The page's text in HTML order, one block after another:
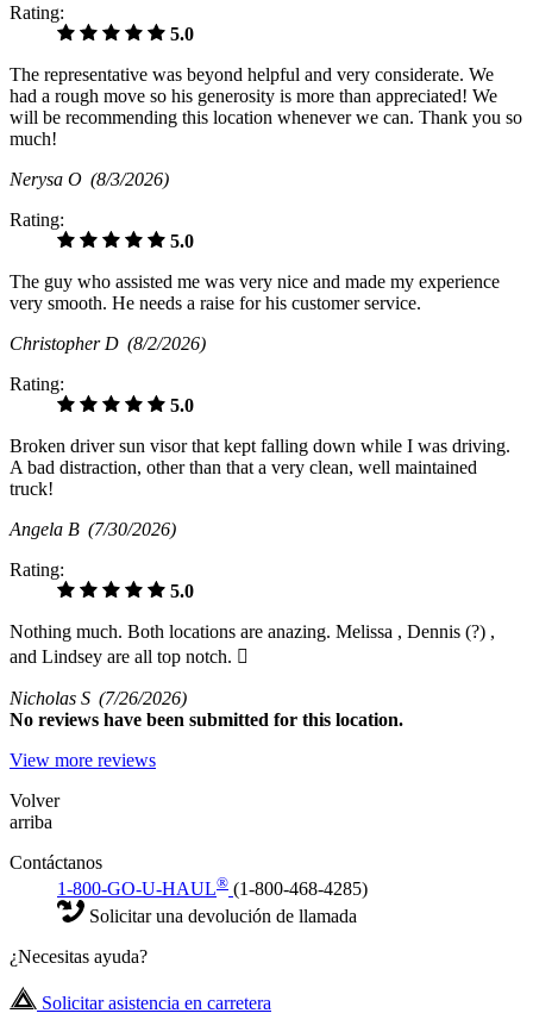
Rating:
5.0
The representative was beyond helpful and very considerate. We
had a rough move so his generosity is more than appreciated! We
will be recommending this location whenever we can. Thank you so
much!
Nerysa O (8/3/2026)
Rating:
5.0
The guy who assisted me was very nice and made my experience
very smooth. He needs a raise for his customer service.
Christopher D (8/2/2026)
Rating:
5.0
Broken driver sun visor that kept falling down while I was driving.
A bad distraction, other than that a very clean, well maintained
truck!
Angela B (7/30/2026)
Rating:
5.0
Nothing much. Both locations are anazing. Melissa , Dennis (?) ,
and Lindsey are all top notch. 
Nicholas S (7/26/2026)
No reviews have been submitted for this location.
View more reviews
Volver
arriba
Contáctanos
1-800-GO-U-HAUL® (1-800-468-4285)
Solicitar una devolución de llamada
¿Necesitas ayuda?
Solicitar asistencia en carretera